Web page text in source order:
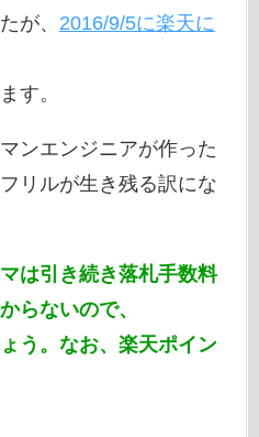
が、 2016/9/5に楽天に
す。
ンエンジニアが作った
リルが生き残る訳にな
は引き続き落札手数料
らないので、
う。なお、楽天ポイン